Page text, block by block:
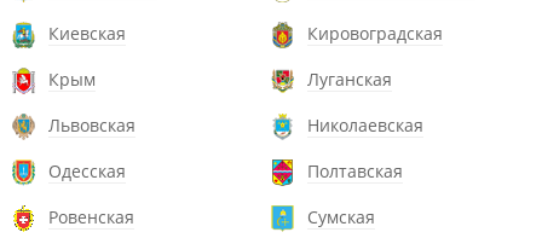
Киевская
Кировоградская
Крым
Луганская
Львовская
Николаевская
Одесская
Полтавская
Ровенская
Сумская